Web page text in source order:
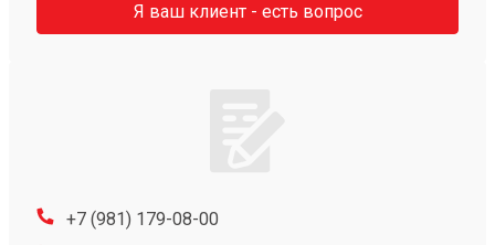
Я ваш клиент - есть вопрос
+7 (981) 179-08-00